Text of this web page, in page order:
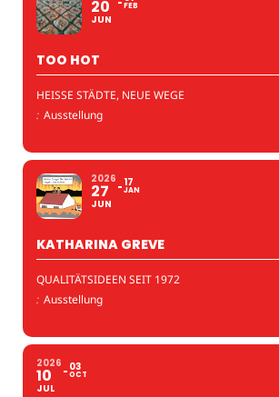
20
JUN
FEB
TOO HOT
HEISSE STÄDTE, NEUE WEGE
: Ausstellung
2026
27
JUN
17
JAN
KATHARINA GREVE
QUALITÄTSIDEEN SEIT 1972
: Ausstellung
2026
10
JUL
03
OCT